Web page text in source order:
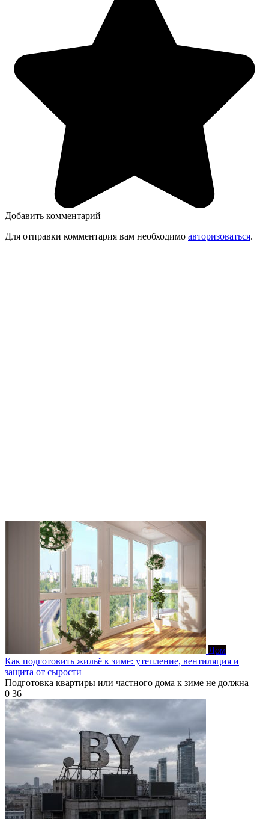
Добавить комментарий
Для отправки комментария вам необходимо авторизоваться.
Дом
Как подготовить жильё к зиме: утепление, вентиляция и
защита от сырости
Подготовка квартиры или частного дома к зиме не должна
0 36